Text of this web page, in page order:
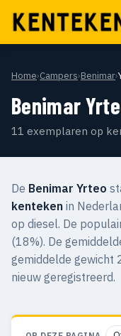
Home›Campers›Benimar›
Benimar
11 exemplaren op
De Benimar Yrteo
kenteken in
op diesel. De
(18%). De
gemiddelde gewicht
nieuw geregistreerd.